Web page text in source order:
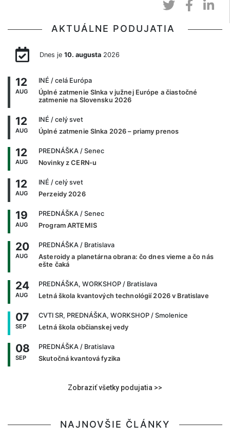
AKTUÁLNE PODUJATIA
Dnes je 10. augusta2026
12
AUG
INÉ / celá Európa
Úplné zatmenie Slnka v južnej Európe a čiastočné
zatmenie na Slovensku 2026
12
AUG
INÉ / celý svet
Úplné zatmenie Slnka 2026 – priamy prenos
12
AUG
PREDNÁŠKA / Senec
Novinky z CERN-u
12
AUG
INÉ / celý svet
Perzeidy 2026
19
AUG
PREDNÁŠKA / Senec
Program ARTEMIS
20
AUG
PREDNÁŠKA / Bratislava
Asteroidy a planetárna obrana: čo dnes vieme a čo nás
ešte čaká
24
AUG
PREDNÁŠKA, WORKSHOP / Bratislava
Letná škola kvantových technológií 2026 v Bratislave
07
SEP
CVTI SR, PREDNÁŠKA, WORKSHOP / Smolenice
Letná škola občianskej vedy
08
SEP
PREDNÁŠKA / Bratislava
Skutočná kvantová fyzika
Zobraziť všetky podujatia >>
NAJNOVŠIE ČLÁNKY